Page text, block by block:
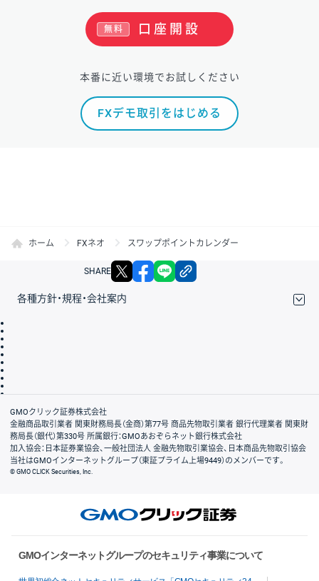
口座開設
無料
本番に近い環境でお試しください
FXデモ取引をはじめる
ホーム FXネオ スワップポイントカレンダー
SHARE X facebook
各種方針・規程・会社案内
会社案内
GMOクリック証券株式会社
金融商品取引業者 関東財務局長（金商）第77号 商品先物取引業者 銀行代理業者 関東財
務局長（銀代）第330号 所属銀行：GMOあおぞらネット銀行株式会社
加入協会：日本証券業協会、一般社団法人 金融先物取引業協会、日本商品先物取引協会
当社はGMOインターネットグループ（東証プライム上場9449）のメンバーです。
© GMO CLICK Securities, Inc.
GMOインターネットグループのセキュリティ事業について